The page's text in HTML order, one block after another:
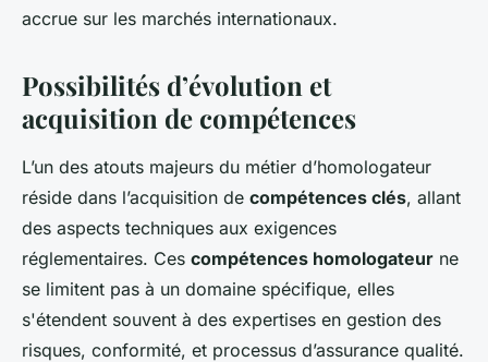
accrue sur les marchés internationaux.
Possibilités d’évolution et
acquisition de compétences
L’un des atouts majeurs du métier d’homologateur
réside dans l’acquisition de compétences clés, allant
des aspects techniques aux exigences
réglementaires. Ces compétences homologateur ne
se limitent pas à un domaine spécifique, elles
s'étendent souvent à des expertises en gestion des
risques, conformité, et processus d’assurance qualité.